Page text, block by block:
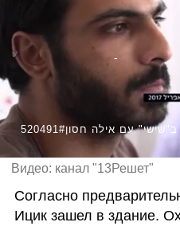
Видео: канал "13Решет"
Согласно
Ицик зашел в здание.